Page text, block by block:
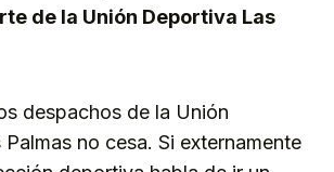
de la Unión Deportiva Las
despachos de la Unión
no cesa. Si externamente